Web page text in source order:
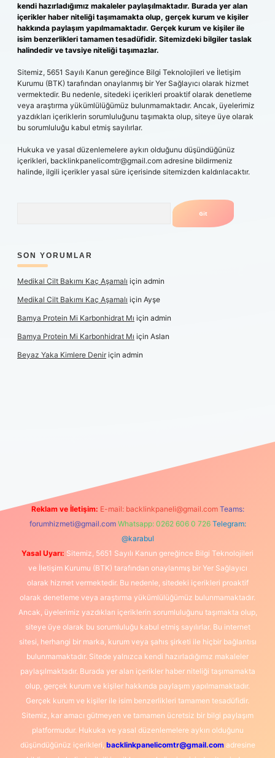
kendi hazırladığımız makaleler paylaşılmaktadır. Burada yer alan
içerikler haber niteliği taşımamakta olup, gerçek kurum ve kişiler
hakkında paylaşım yapılmamaktadır. Gerçek kurum ve kişiler ile
isim benzerlikleri tamamen tesadüfidir. Sitemizdeki bilgiler taslak
halindedir ve tavsiye niteliği taşımazlar.
Sitemiz, 5651 Sayılı Kanun gereğince Bilgi Teknolojileri ve İletişim
Kurumu (BTK) tarafından onaylanmış bir Yer Sağlayıcı olarak hizmet
vermektedir. Bu nedenle, sitedeki içerikleri proaktif olarak denetleme
veya araştırma yükümlülüğümüz bulunmamaktadır. Ancak, üyelerimiz
yazdıkları içeriklerin sorumluluğunu taşımakta olup, siteye üye olarak
bu sorumluluğu kabul etmiş sayılırlar.
Hukuka ve yasal düzenlemelere aykırı olduğunu düşündüğünüz
içerikleri, backlinkpanelicomtr@gmail.com adresine bildirmeniz
halinde, ilgili içerikler yasal süre içerisinde sitemizden kaldırılacaktır.
SON YORUMLAR
Medikal Cilt Bakımı Kaç Aşamalı için admin
Medikal Cilt Bakımı Kaç Aşamalı için Ayşe
Bamya Protein Mi Karbonhidrat Mı için admin
Bamya Protein Mi Karbonhidrat Mı için Aslan
Beyaz Yaka Kimlere Deniriçin admin
Reklam ve İletişim: E-mail: backlinkpaneli@gmail.com Teams:
forumhizmeti@gmail.com Whatsapp: 0262 606 0 726 Telegram:
@karabul
Yasal Uyarı: Sitemiz, 5651 Sayılı Kanun gereğince Bilgi Teknolojileri
ve İletişim Kurumu (BTK) tarafından onaylanmış bir Yer Sağlayıcı
olarak hizmet vermektedir. Bu nedenle, sitedeki içerikleri proaktif
olarak denetleme veya araştırma yükümlülüğümüz bulunmamaktadır.
Ancak, üyelerimiz yazdıkları içeriklerin sorumluluğunu taşımakta olup,
siteye üye olarak bu sorumluluğu kabul etmiş sayılırlar. Bu internet
sitesi, herhangi bir marka, kurum veya şahıs şirketi ile hiçbir bağlantısı
bulunmamaktadır. Sitede yalnızca kendi hazırladığımız makaleler
paylaşılmaktadır. Burada yer alan içerikler haber niteliği taşımamakta
olup, gerçek kurum ve kişiler hakkında paylaşım yapılmamaktadır.
Gerçek kurum ve kişiler ile isim benzerlikleri tamamen tesadüfidir.
Sitemiz, kar amacı gütmeyen ve tamamen ücretsiz bir bilgi paylaşım
platformudur. Hukuka ve yasal düzenlemelere aykırı olduğunu
düşündüğünüz içerikleri, backlinkpanelicomtr@gmail.comadresine